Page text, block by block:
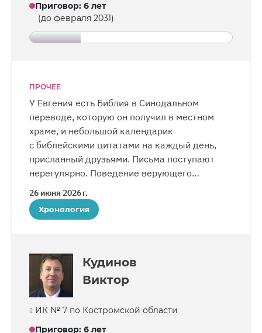
Приговор: 6 лет
(до февраля 2031)
ПРОЧЕЕ
У Евгения есть Библия в Синодальном
переводе, которую он получил в местном
храме, и небольшой календарик
с библейскими цитатами на каждый день,
присланный друзьями. Письма поступают
нерегулярно. Поведение верующего
не остается незамеченным в отряде. Другие
осужденные отмечают, что за полтора года
заключения он не начал курить, не произнес
26 июня 2026 г.
Хронология
Кудинов
Виктор
ИК № 7 по Костромской области
Приговор: 6 лет